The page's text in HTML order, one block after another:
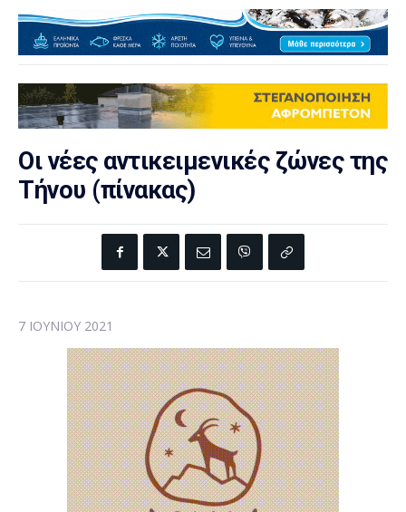
Οι νέες αντικειμενικές ζώνες της
Τήνου (πίνακας)
7 ΙΟΥΝΊΟΥ 2021